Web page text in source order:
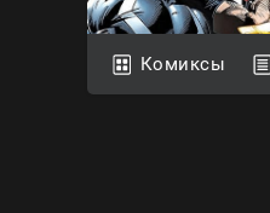
Комиксы